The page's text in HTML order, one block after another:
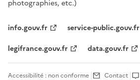
photographies, etc.)
info.gouv.fr
service-public.gouv.fr
legifrance.gouv.fr
data.gouv.fr
Accessibilité : non conforme Contact